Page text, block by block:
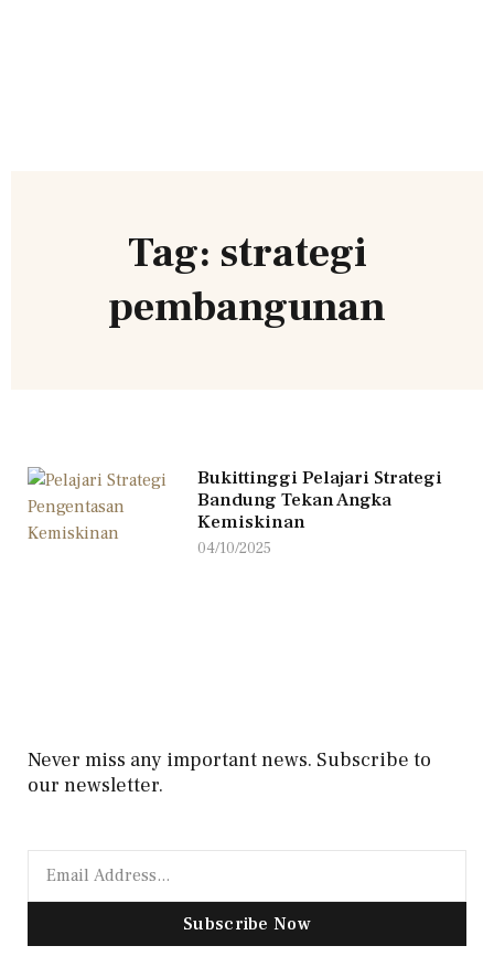
Tag: strategi
pembangunan
Bukittinggi Pelajari Strategi
Bandung Tekan Angka
Kemiskinan
04/10/2025
Never miss any important news. Subscribe to
our newsletter.
Subscribe Now